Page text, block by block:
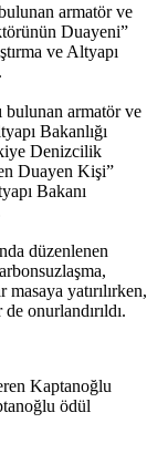
armatör ve
Duayeni”
ve Altyapı
bulunan armatör ve
Bakanlığı
Denizcilik
Duayen Kişi”
Bakanı
düzenlenen
yatırılırken,
onurlandırıldı.
Kaptanoğlu
ödül